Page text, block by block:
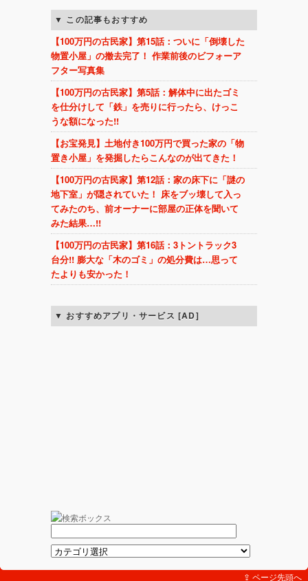
この記事もおすすめ
【100万円の古民家】第15話：ついに「倒壊した
物置小屋」の撤去完了！ 作業前後のビフォーア
フター写真集
【100万円の古民家】第5話：解体中に出たゴミ
を仕分けして「鉄」を売りに行ったら、けっこ
うな額になった!!
【お宝発見】土地付き100万円で買った家の「物
置き小屋」を発掘したらこんなのが出てきた！
【100万円の古民家】第12話：家の床下に「謎の
地下室」が隠されていた！ 床をブッ壊して入っ
てみたのち、前オーナーに部屋の正体を聞いて
みた結果…!!
【100万円の古民家】第16話：3トントラック3
台分!! 膨大な「木のゴミ」の処分費は…思って
たよりも安かった！
おすすめアプリ・サービス [AD]
⇪ ページ先頭へ